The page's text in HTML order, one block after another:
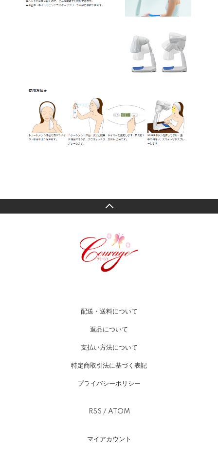
配送・送料について
返品について
支払い方法について
特定商取引法に基づく表記
プライバシーポリシー
RSS / ATOM
マイアカウント